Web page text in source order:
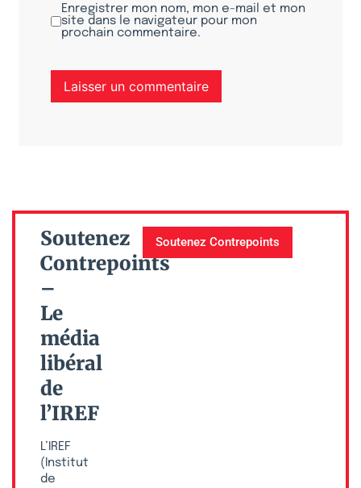
Enregistrer mon nom, mon e-mail et mon
site dans le navigateur pour mon
prochain commentaire.
Soutenez
Contrepoints
–
Le
média
libéral
de
l’IREF
L’IREF
(Institut
de
Soutenez Contrepoints